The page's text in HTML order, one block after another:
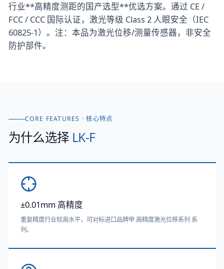
行业**高精度测距的国产选型**优选方案。通过 CE /
FCC / CCC 国际认证，激光等级 Class 2 人眼安全（IEC
60825-1）。注：本品为激光位移/测量传感器，非安全
防护部件。
CORE FEATURES · 核心特点
为什么选择 LK-F
±0.01mm 高精度
重复精度行业较高水平，可对标进口品牌甲 高精度激光位移系列 系
列。